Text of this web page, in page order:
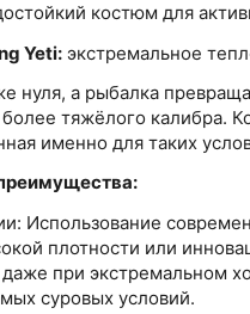
костюм для
Yeti: экстремальное
нуля, а рыбалка
тяжёлого калибра.
именно для таких
Использование
плотности или
при экстремальном
суровых условий.